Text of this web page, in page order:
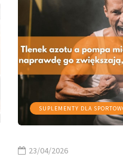
SUPLEMENTY DLA
23/04/2026